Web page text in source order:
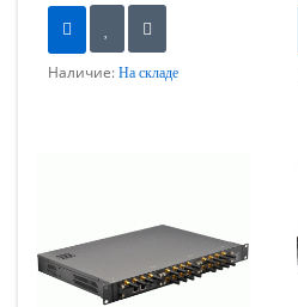
Наличие: На складе